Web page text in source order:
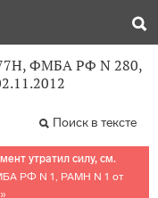
ФМБА РФ N 280,
Поиск в тексте
утратил силу, см.
РФ N 1, РАМН N 1 от
»